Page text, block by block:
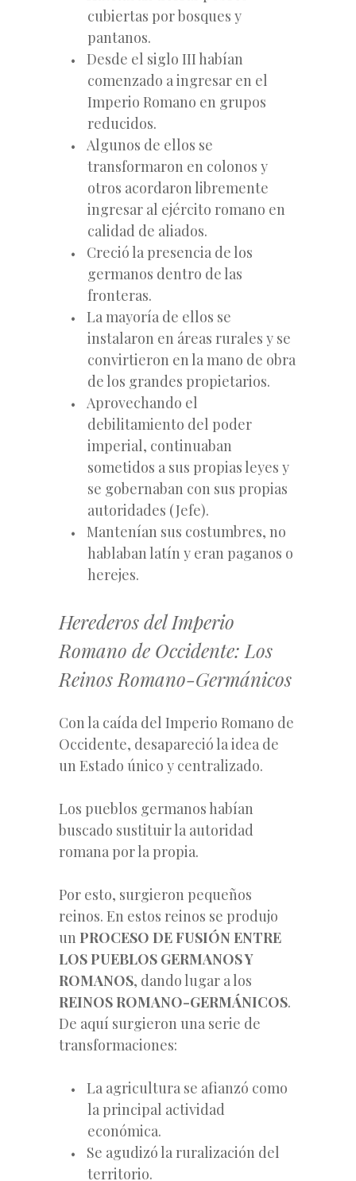
cubiertas por bosques y
pantanos.
Desde el siglo III habían
comenzado a ingresar en el
Imperio Romano en grupos
reducidos.
Algunos de ellos se
transformaron en colonos y
otros acordaron libremente
ingresar al ejército romano en
calidad de aliados.
Creció la presencia de los
germanos dentro de las
fronteras.
La mayoría de ellos se
instalaron en áreas rurales y se
convirtieron en la mano de obra
de los grandes propietarios.
Aprovechando el
debilitamiento del poder
imperial, continuaban
sometidos a sus propias leyes y
se gobernaban con sus propias
autoridades (Jefe).
Mantenían sus costumbres, no
hablaban latín y eran paganos o
herejes.
Herederos del Imperio
Romano de Occidente: Los
Reinos Romano-Germánicos
Con la caída del Imperio Romano de
Occidente, desapareció la idea de
un Estado único y centralizado.
Los pueblos germanos habían
buscado sustituir la autoridad
romana por la propia.
Por esto, surgieron pequeños
reinos. En estos reinos se produjo
un PROCESO DE FUSIÓN ENTRE
LOS PUEBLOS GERMANOS Y
ROMANOS, dando lugar a los
REINOS ROMANO-GERMÁNICOS.
De aquí surgieron una serie de
transformaciones:
La agricultura se afianzó como
la principal actividad
económica.
Se agudizó la ruralización del
territorio.